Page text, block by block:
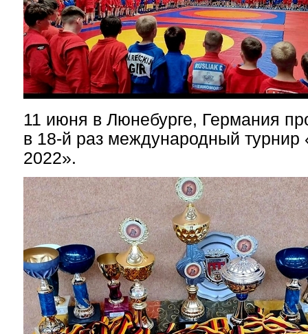
11 июня в Люнебурге, Германия
в 18-й раз международный турнир
2022».